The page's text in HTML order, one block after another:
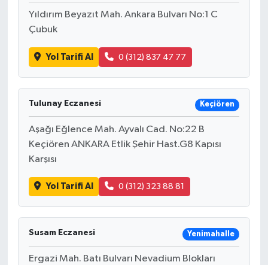
Yıldırım Beyazıt Mah. Ankara Bulvarı No:1 C
Çubuk
Yol Tarifi Al 0 (312) 837 47 77
Tulunay Eczanesi Keçiören
Aşağı Eğlence Mah. Ayvalı Cad. No:22 B
Keçiören ANKARA Etlik Şehir Hast.G8 Kapısı
Karşısı
Yol Tarifi Al 0 (312) 323 88 81
Susam Eczanesi Yenimahalle
Ergazi Mah. Batı Bulvarı Nevadium Blokları